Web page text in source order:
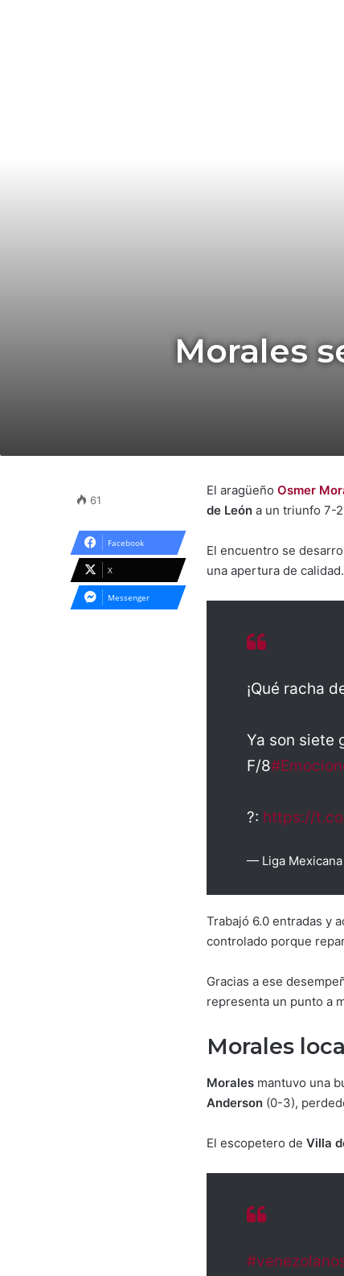
Morales
El aragüeño Osmer
de León a un triunfo 7-
El encuentro se
una apertura de calidad.
¡Qué racha
Ya son siete
F/8
?️: https://
— Liga Mexicana
Trabajó 6.0 entradas y
controlado porque
Gracias a ese
representa un punto a
Morales
Morales mantuvo una
Anderson (0-3),
El escopetero de Villa
61
Facebook
X
Messenger